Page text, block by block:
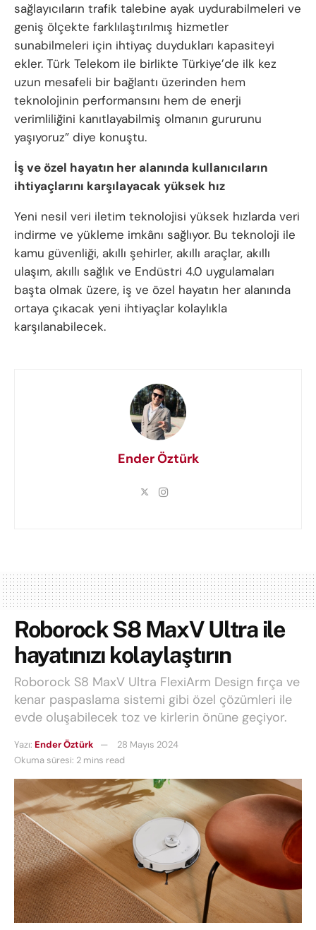
sağlayıcıların trafik talebine ayak uydurabilmeleri ve
geniş ölçekte farklılaştırılmış hizmetler
sunabilmeleri için ihtiyaç duydukları kapasiteyi
ekler. Türk Telekom ile birlikte Türkiye’de ilk kez
uzun mesafeli bir bağlantı üzerinden hem
teknolojinin performansını hem de enerji
verimliliğini kanıtlayabilmiş olmanın gururunu
yaşıyoruz” diye konuştu.
İş ve özel hayatın her alanında kullanıcıların
ihtiyaçlarını karşılayacak yüksek hız
Yeni nesil veri iletim teknolojisi yüksek hızlarda veri
indirme ve yükleme imkânı sağlıyor. Bu teknoloji ile
kamu güvenliği, akıllı şehirler, akıllı araçlar, akıllı
ulaşım, akıllı sağlık ve Endüstri 4.0 uygulamaları
başta olmak üzere, iş ve özel hayatın her alanında
ortaya çıkacak yeni ihtiyaçlar kolaylıkla
karşılanabilecek.
Ender Öztürk
Roborock S8 MaxV Ultra ile
hayatınızı kolaylaştırın
Roborock S8 MaxV Ultra FlexiArm Design fırça ve
kenar paspaslama sistemi gibi özel çözümleri ile
evde oluşabilecek toz ve kirlerin önüne geçiyor.
Yazı: Ender Öztürk
28 Mayıs 2024
Okuma süresi: 2 mins read